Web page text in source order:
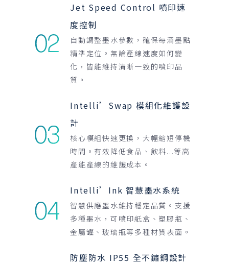
Jet Speed Control 噴印速
度控制
自動調整墨水參數，確保每滴墨點
精準定位。無論產線速度如何變
化，皆能維持清晰一致的噴印品
質。
Intelli’Swap 模組化維護設
計
核心模組快速更換，大幅縮短停機
時間。有效降低食品、飲料...等高
產能產線的維護成本。
Intelli’Ink 智慧墨水系統
智慧供應墨水維持穩定品質。支援
多種墨水，可噴印紙盒、塑膠瓶、
金屬罐、玻璃瓶等多種材質表面。
防塵防水 IP55 全不鏽鋼設計